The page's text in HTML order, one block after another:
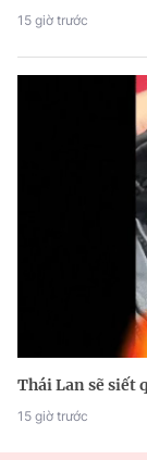
15 giờ trước
Thái Lan sẽ siết
15 giờ trước